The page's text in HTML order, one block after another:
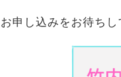
お申し込みをお待ちし